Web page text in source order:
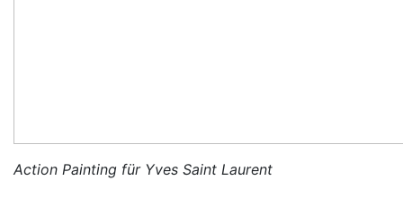
Action Painting für Yves Saint Laurent